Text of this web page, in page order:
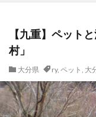
【九重】ペット
村」
大分県 ry, ペット , 大